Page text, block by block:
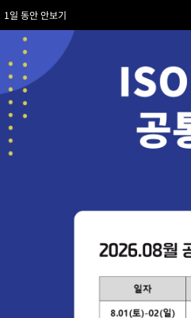
콘
텐
로
건
너
뛰
1일 동안 안보기